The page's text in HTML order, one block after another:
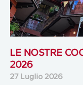
LE NOSTRE
2026
27 Luglio 2026